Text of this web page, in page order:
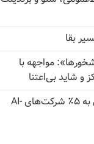
بقا
مواجهه با
و شاید بی‌اعتنا
آینده متعلق به ۵٪ شرکت‌های AI-